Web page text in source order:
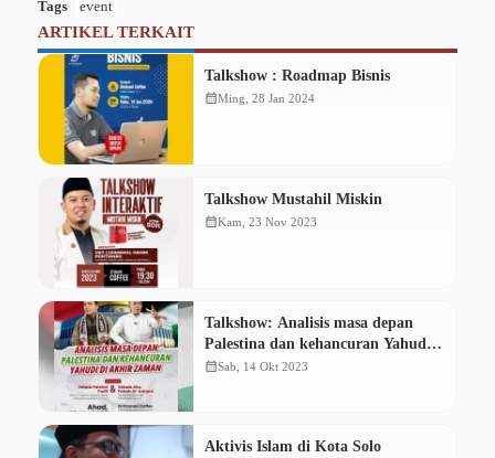
Tags event
ARTIKEL TERKAIT
Talkshow : Roadmap Bisnis
calendar_monthMing, 28 Jan 2024
Talkshow Mustahil Miskin
calendar_monthKam, 23 Nov 2023
Talkshow: Analisis masa depan
Palestina dan kehancuran Yahudi
di akhir zaman
calendar_monthSab, 14 Okt 2023
Aktivis Islam di Kota Solo